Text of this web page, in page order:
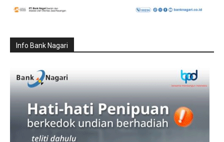
Info Bank Nagari